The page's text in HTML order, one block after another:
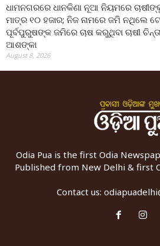
ଧାମନଗରରେ ଧାନକିଣା ନୂଆ ନିୟମରେ
ମାତ୍ର ୧୦ ହଜାର; ନିଜ ନାମରେ ଜମି ନଥିଲେ
ପୂର୍ବପୁରୁଷଙ୍କ ଜମିରେ ଚାଷ କରୁଥିବା ଚାଷୀ
ଆଶଙ୍କା
August 8, 2026
Odia Pua is the first Odia
Published from New Delhi & first
Contact us: